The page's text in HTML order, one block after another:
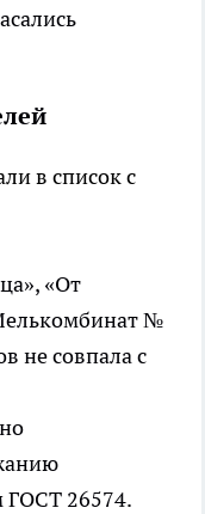
в список с
«От
№
не совпала с
ГОСТ 26574.